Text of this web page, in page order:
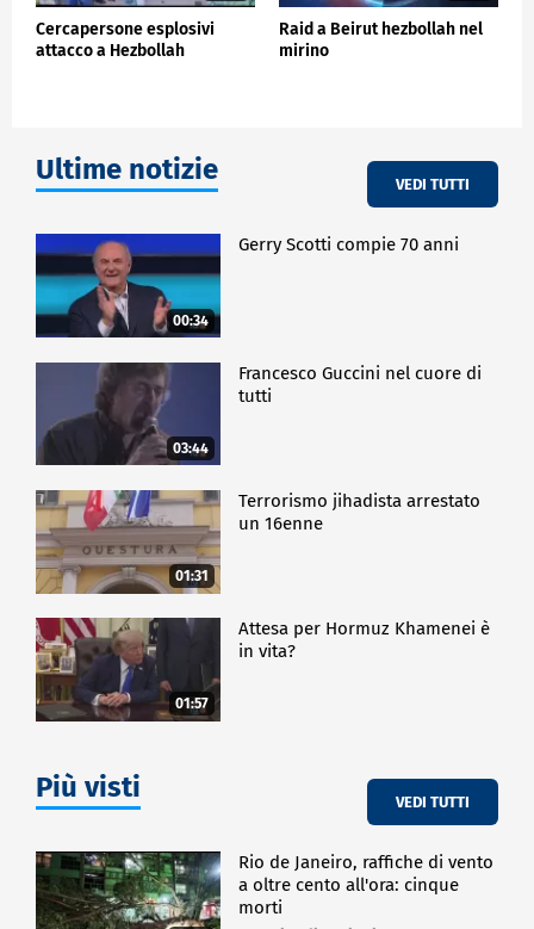
Cercapersone esplosivi
attacco a Hezbollah
Raid a Beirut hezbollah nel
mirino
Ultime notizie VEDI TUTTI
00:34
Gerry Scotti compie 70 anni
03:44
Francesco Guccini nel cuore di
tutti
01:31
Terrorismo jihadista arrestato
un 16enne
01:57
Attesa per Hormuz Khamenei è
in vita?
Più visti VEDI TUTTI
Rio de Janeiro, raffiche di vento
a oltre cento all'ora: cinque
morti